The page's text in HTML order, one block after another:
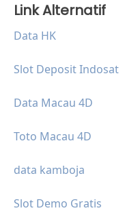
Link Alternatif
Data HK
Slot Deposit Indosat
Data Macau 4D
Toto Macau 4D
data kamboja
Slot Demo Gratis